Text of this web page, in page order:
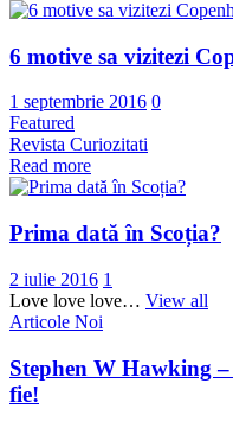
6 motive sa vizitezi
1 septembrie 2016 0
Featured
Revista Curiozitati
Read more
Prima dată în Scoția?
2 iulie 2016 1
Love love love… View all
Articole Noi
Stephen W Hawking
fie!